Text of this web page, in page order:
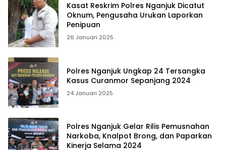
Kasat Reskrim Polres Nganjuk Dicatut
Oknum, Pengusaha Urukan Laporkan
Penipuan
26 Januari 2025
Polres Nganjuk Ungkap 24 Tersangka
Kasus Curanmor Sepanjang 2024
24 Januari 2025
Polres Nganjuk Gelar Rilis Pemusnahan
Narkoba, Knalpot Brong, dan Paparkan
Kinerja Selama 2024